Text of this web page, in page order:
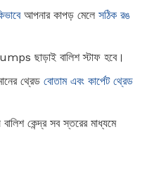
আপনার কাপড় মেলে সঠিক রঙ
ছাড়াই বালিশ স্টাফ হবে।
থ্রেড বোতাম এবং কার্পেট থ্রেড
কেন্দ্র সব স্তরের মাধ্যমে